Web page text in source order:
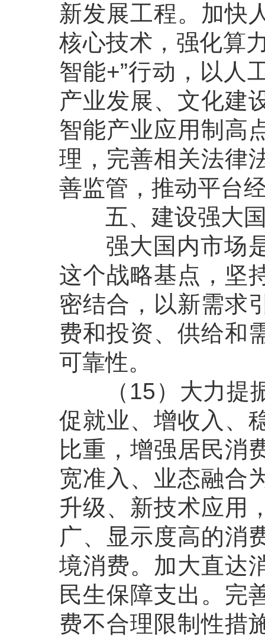
新发展工程。加快
核心技术，强化算
智能+”行动，以人
产业发展、文化建
智能产业应用制高
理，完善相关法律
善监管，推动平台
五、建设强大国
强大国内市场是
这个战略基点，坚
密结合，以新需求
费和投资、供给和
可靠性。
（15）大力提振
促就业、增收入、
比重，增强居民消
宽准入、业态融合
升级、新技术应用
广、显示度高的消
境消费。加大直达
民生保障支出。完
费不合理限制性措